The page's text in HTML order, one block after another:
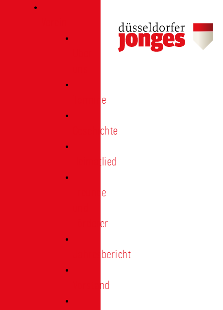
Termine
Geschichte
Heimatlied
Freunde
Förderer
Jahresbericht
Vorstand